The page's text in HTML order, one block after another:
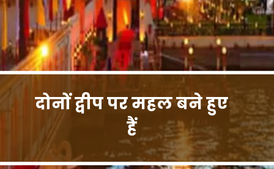
दोनों द्वीप पर महल बने हुए
हैं